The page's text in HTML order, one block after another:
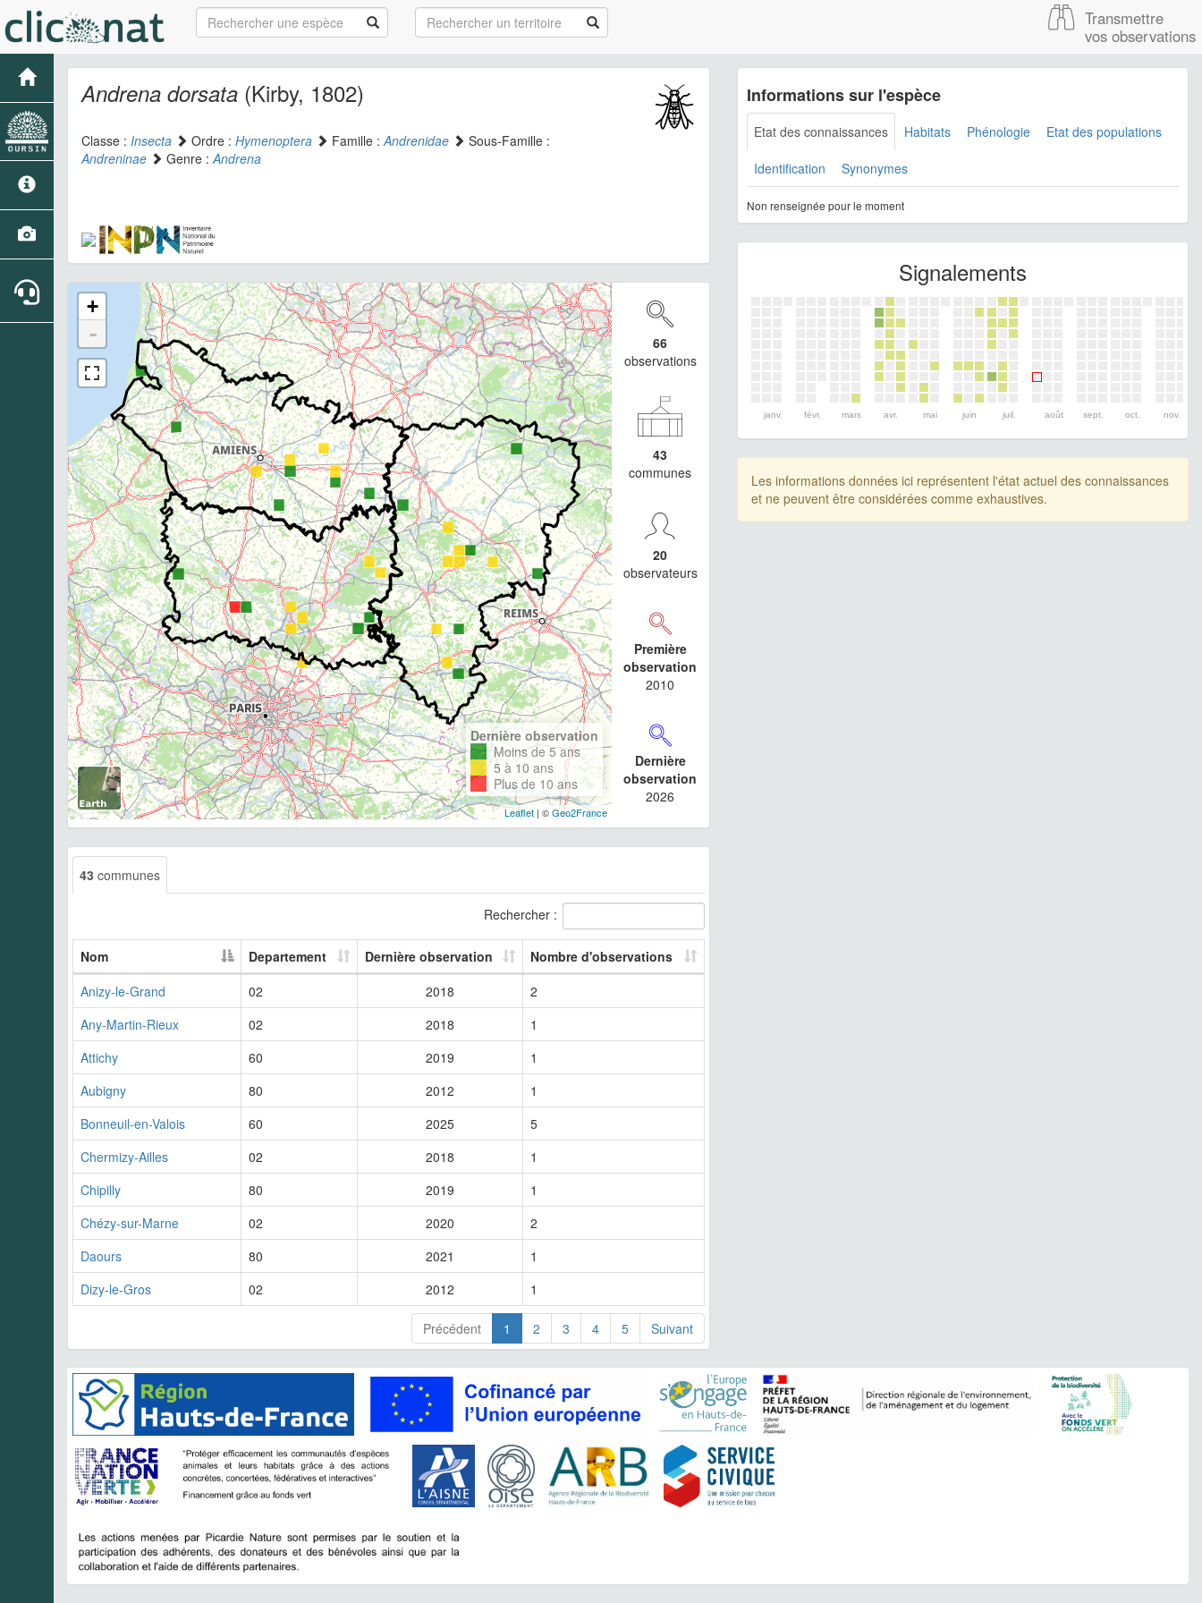
Transmettre
vos observations
Andrena dorsata (Kirby, 1802)
Classe : Insecta Ordre : Hymenoptera Famille :Andrenidae
Sous-Famille :
Andreninae
Genre :Andrena
+
-
Dernière observation
Moins de 5 ans
5 à 10 ans
Plus de 10 ans
Leaflet| ©Geo2France
66
observations
43
communes
20
observateurs
Première
observation
2010
Dernière
observation
2026
43 communes
Rechercher :
Nom Departement Dernière observation
Nombre d'observations
Anizy-le-Grand
02 2018
2
Any-Martin-Rieux
02 2018
1
Attichy
60 2019
1
Aubigny
80 2012
1
Bonneuil-en-Valois
60 2025
5
Chermizy-Ailles
02 2018
1
Chipilly
80 2019
1
Chézy-sur-Marne
02 2020
2
Daours
80 2021
1
Dizy-le-Gros
02 2012 1
Précédent 1 2 3 4 5 Suivant
Informations sur l'espèce
Etat des connaissances Habitats Phénologie Etat des populations
Identification Synonymes
Non renseignée pour le moment
Signalements
janv. févr. mars avr. mai juin juil. août sept. oct. nov.
Les informations données ici représentent l'état actuel des connaissances
et ne peuvent être considérées comme exhaustives.